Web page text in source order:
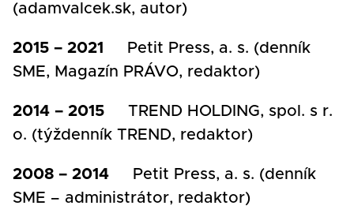
(adamvalcek.sk, autor)
2015 – 2021
Petit Press, a. s. (denník
SME, Magazín PRÁVO, redaktor)
2014 – 2015 TREND HOLDING, spol. s r.
o. (týždenník TREND, redaktor)
2008 – 2014 Petit Press, a. s. (denník
SME – administrátor, redaktor)